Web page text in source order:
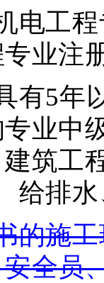
电工
业注
有5
业中
筑工
给排
的施
全员